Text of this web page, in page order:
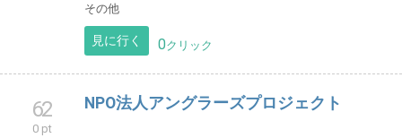
その他
見に行く 0クリック
62
0 pt
NPO法人アングラーズプロジェクト